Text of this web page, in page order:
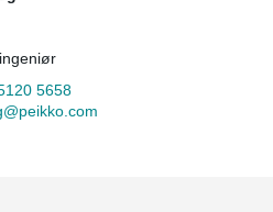
5658